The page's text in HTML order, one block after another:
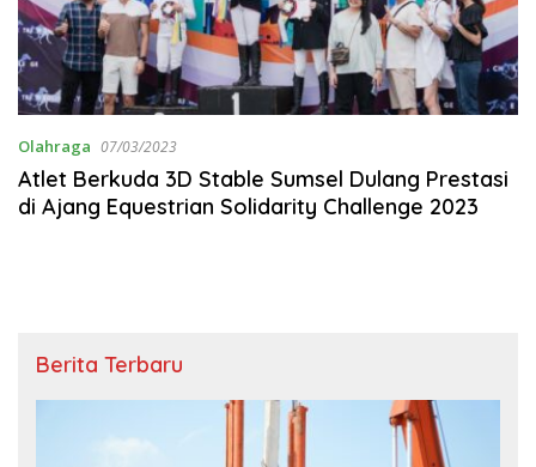
Olahraga 07/03/2023
Atlet Berkuda 3D Stable Sumsel Dulang Prestasi
di Ajang Equestrian Solidarity Challenge 2023
Berita Terbaru